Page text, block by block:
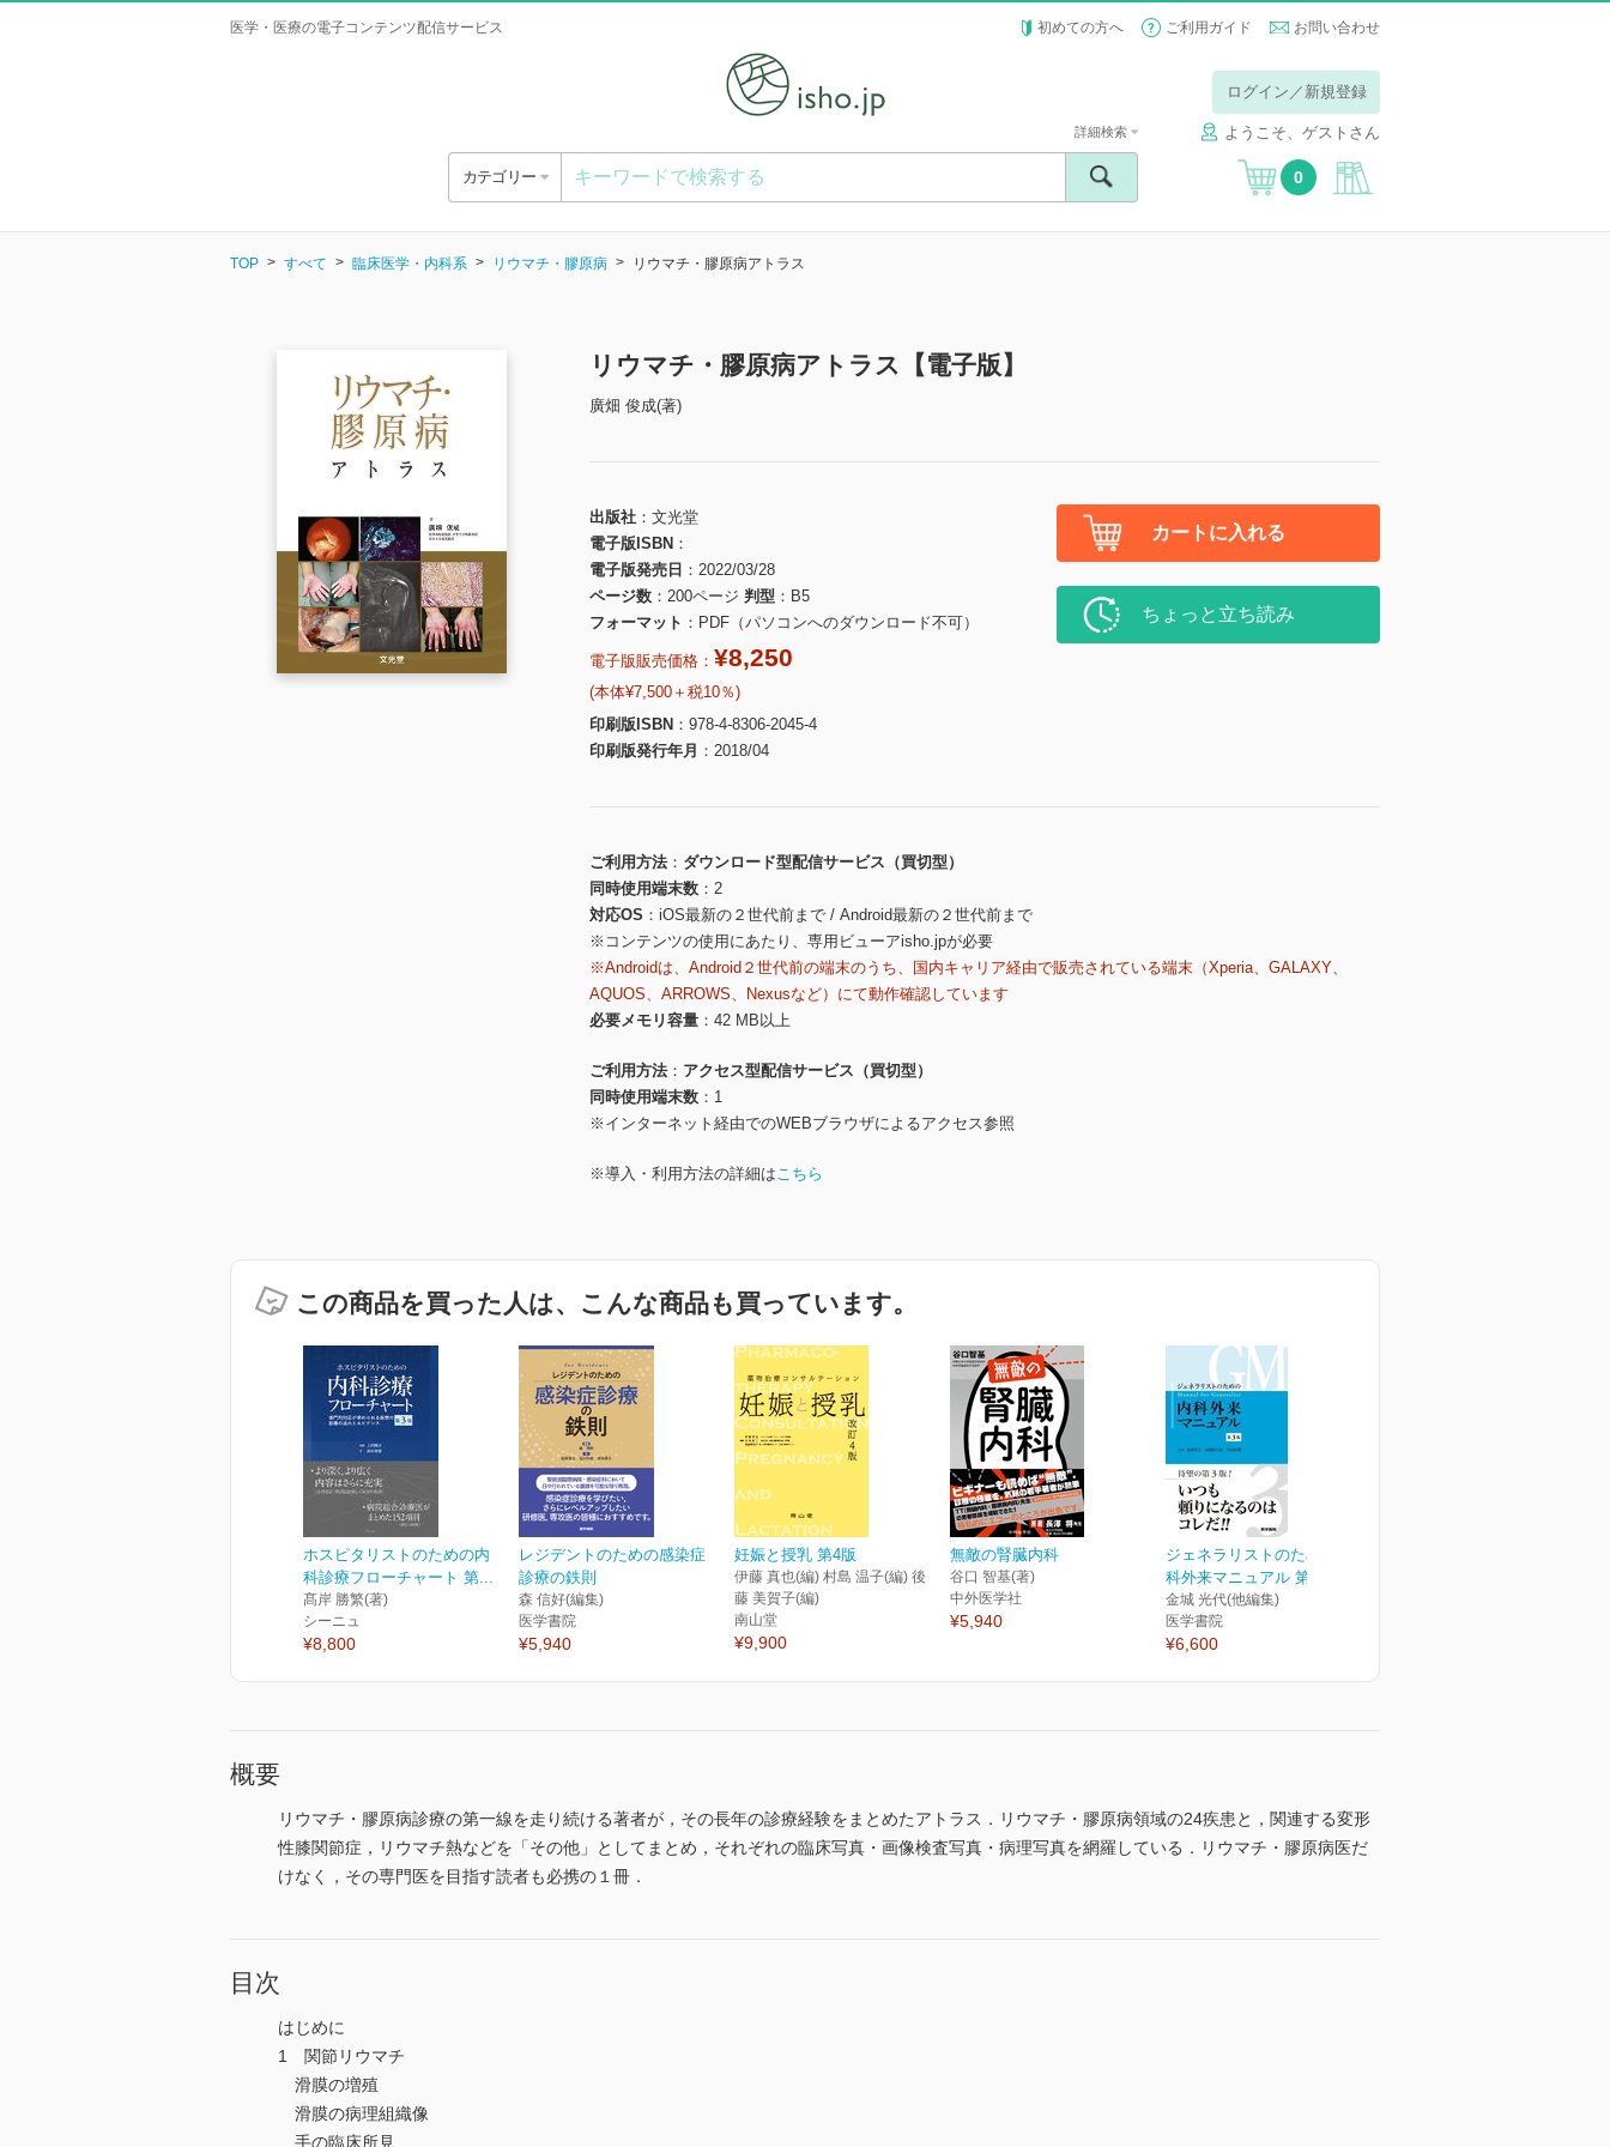
医学・医療の電子コンテンツ配信サービス 初めての方へ ご利用ガイド お問い合わせ
ログイン／新規登録
ようこそ、ゲストさん
カテゴリー
詳細検索
0
TOP すべて 臨床医学・内科系 リウマチ・膠原病 リウマチ・膠原病アトラス
リウマチ・膠原病アトラス【電子版】
廣畑 俊成(著)
出版社
文光堂
電子版ISBN
電子版発売日
2022/03/28
ページ数
200ページ 判型
B5
フォーマット
PDF（パソコンへのダウンロード不可）
電子版販売価格： ¥8,250
(本体¥7,500＋税10％)
印刷版ISBN
978-4-8306-2045-4
印刷版発行年月
2018/04
カートに入れる
ちょっと立ち読み
ご利用方法
ダウンロード型配信サービス（買切型）
同時使用端末数
2
対応OS
iOS最新の２世代前まで / Android最新の２世代前まで
※コンテンツの使用にあたり、専用ビューアisho.jpが必要
※Androidは、Android２世代前の端末のうち、国内キャリア経由で販売されている端末（Xperia、GALAXY、
AQUOS、ARROWS、Nexusなど）にて動作確認しています
必要メモリ容量
42 MB以上
ご利用方法
アクセス型配信サービス（買切型）
同時使用端末数
1
※インターネット経由でのWEBブラウザによるアクセス参照
※導入・利用方法の詳細はこちら
この商品を買った人は、こんな商品も買っています。
ホスピタリストのための内
科診療フローチャート 第...
髙岸 勝繁(著)
シーニュ
¥8,800
レジデントのための感染症
診療の鉄則
森 信好(編集)
医学書院
¥5,940
妊娠と授乳 第4版
伊藤 真也(編) 村島 温子(編) 後
藤 美賀子(編)
南山堂
¥9,900
無敵の腎臓内科
谷口 智基(著)
中外医学社
¥5,940
ジェネラリストのための内
科外来マニュアル 第3版
金城 光代(他編集)
医学書院
¥6,600
概要
リウマチ・膠原病診療の第一線を走り続ける著者が，その長年の診療経験をまとめたアトラス．リウマチ・膠原病領域の24疾患と，関連する変形
性膝関節症，リウマチ熱などを「その他」としてまとめ，それぞれの臨床写真・画像検査写真・病理写真を網羅している．リウマチ・膠原病医だ
けなく，その専門医を目指す読者も必携の１冊．
目次
はじめに
1 関節リウマチ
滑膜の増殖
滑膜の病理組織像
手の臨床所見